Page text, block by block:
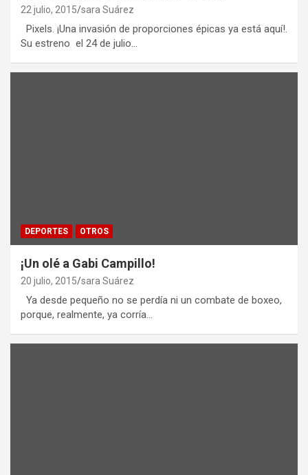
22 julio, 2015 sara Suárez
Pixels. ¡Una invasión de proporciones épicas ya está aquí!.
Su estreno el 24 de julio…
DEPORTES OTROS
¡Un olé a Gabi Campillo!
20 julio, 2015 sara Suárez
Ya desde pequeño no se perdía ni un combate de boxeo,
porque, realmente, ya corría…